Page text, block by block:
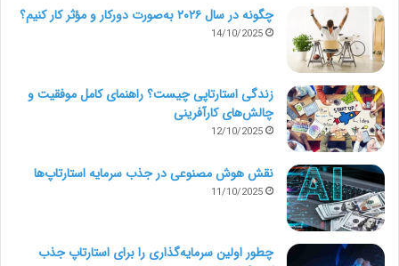
و کارتان را شروع کنید. برای هر برند 5 طرح مختلف در انواع
گوناگون بسازید. مثلاً:
پست‌های اینستاگرام
یک صفحۀ اصلی وب سایت
اینفوگرافیک
چگونه در سال ۲۰۲۶ به‌صورت دورکار و مؤثر کار کنیم؟
14/10/2025
زندگی استارتاپی چیست؟ راهنمای کامل موفقیت و
چالش‌های کارآفرینی
12/10/2025
نقش هوش مصنوعی در جذب سرمایه استارتاپ‌ها
11/10/2025
چطور اولین سرمایه‌گذاری را برای استارتاپ جذب